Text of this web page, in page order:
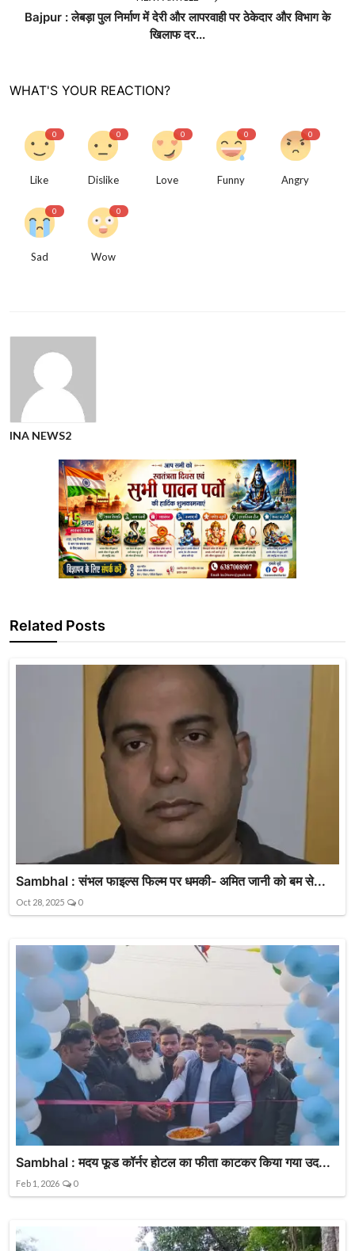
Bajpur : लेबड़ा पुल निर्माण में देरी और लापरवाही पर ठेकेदार और विभाग के
खिलाफ दर...
WHAT'S YOUR REACTION?
0
Like
0
Dislike
0
Love
0
Funny
0
Angry
0
Sad
0
Wow
INA NEWS2
Related Posts
Sambhal : संभल फाइल्स फिल्म पर धमकी- अमित जानी को बम से...
Oct 28, 2025 0
Sambhal : मदय फूड कॉर्नर होटल का फीता काटकर किया गया उद...
Feb 1, 2026 0